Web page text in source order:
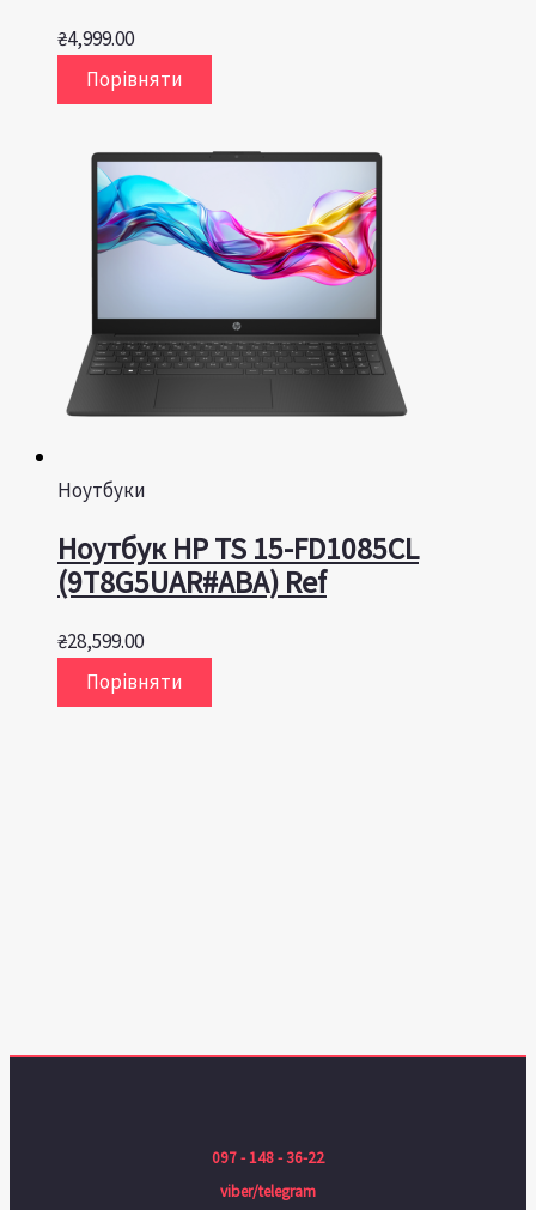
₴4,999.00
Порівняти
Ноутбуки
Ноутбук HP TS 15-FD1085CL
(9T8G5UAR#ABA) Ref
₴28,599.00
Порівняти
097 - 148 - 36-22
viber/telegram